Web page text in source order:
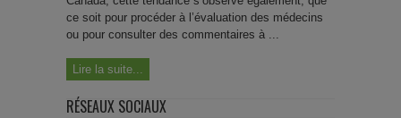
ce soit pour procéder à l’évaluation des médecins
ou pour consulter des commentaires à ...
Lire la suite...
RÉSEAUX SOCIAUX